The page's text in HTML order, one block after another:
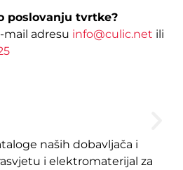
poslovanju tvrtke?
mail adresu info@culic.net ili
naših dobavljača i
i elektromaterijal za